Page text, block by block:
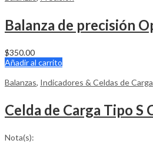
$350.00
Añadir al carrito
Balanzas, Indicadores & Celdas de Carga
Nota(s):